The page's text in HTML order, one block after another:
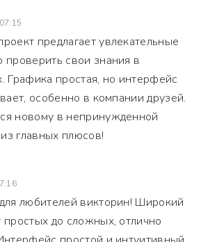
предлагает увлекательные
свои знания в
Графика простая, но интерфейс
особенно в компании друзей.
новому в непринужденной
главных плюсов!
любителей викторин! Широкий
до сложных, отлично